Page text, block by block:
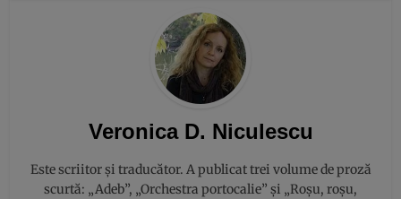
Veronica D. Niculescu
Este scriitor și traducător. A publicat trei volume de proză
scurtă: „Adeb”, „Orchestra portocalie” şi „Roşu, roşu,